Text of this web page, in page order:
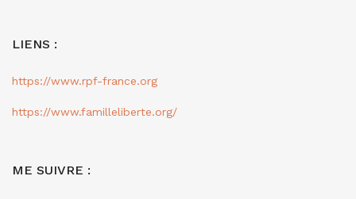
LIENS :
https://www.rpf-france.org
https://www.familleliberte.org/
ME SUIVRE :